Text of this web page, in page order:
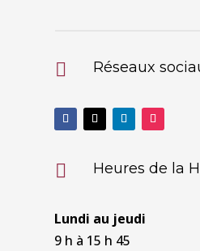
 Réseaux
 Heures de la
Lundi au jeudi
9 h à 15 h 45